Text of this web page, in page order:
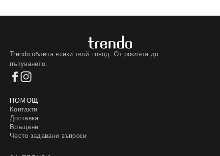
Trendo облича всеки твой повод. От роклята до
пътуването.
ПОМОЩ
Контакти
Доставка
Връщане
Често задавани въпроси